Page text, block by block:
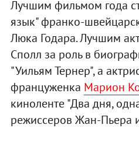
Лучшим фильмом года
язык" франко-
Люка Годара. Лучшим
Сполл за роль в
"Уильям Тернер", а
француженка Марион
киноленте "Два дня,
режиссеров Жан-Пьера